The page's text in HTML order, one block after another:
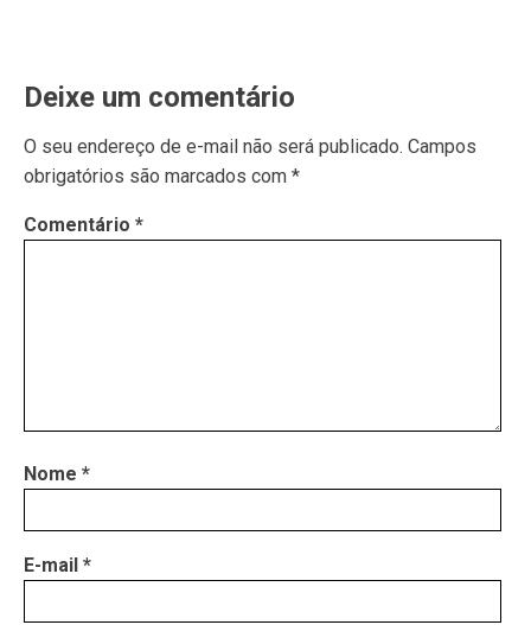
Deixe um comentário
O seu endereço de e-mail não será publicado. Campos
obrigatórios são marcados com *
Comentário *
Nome *
E-mail *